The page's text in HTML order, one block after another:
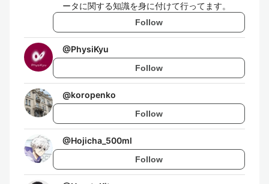
ータに関する知識を身に付けて行ってます。
Follow
@PhysiKyu
Follow
@koropenko
Follow
@Hojicha_500ml
Follow